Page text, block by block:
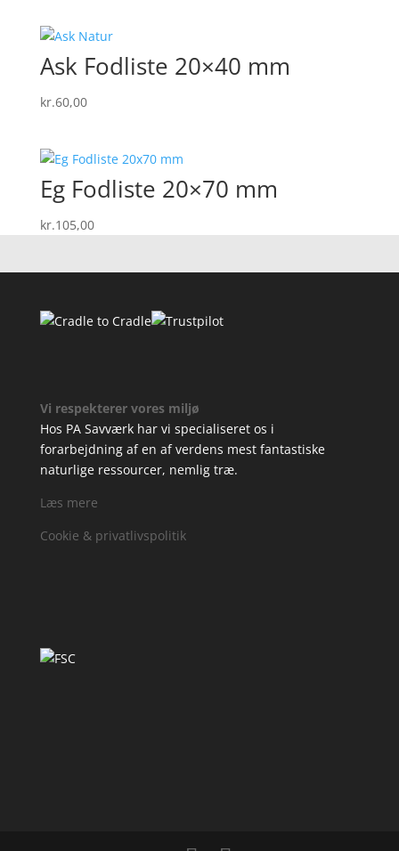
Ask Fodliste 20×40 mm
kr.60,00
Eg Fodliste 20×70 mm
kr.105,00
Vi respekterer vores miljø
Hos PA Savværk har vi specialiseret os i
forarbejdning af en af verdens mest fantastiske
naturlige ressourcer, nemlig træ.
Læs mere
Cookie & privatlivspolitik